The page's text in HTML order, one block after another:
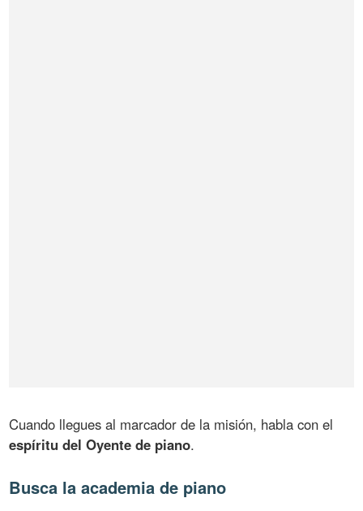
Cuando llegues al marcador de la misión, habla con el
espíritu del Oyente de piano.
Busca la academia de piano